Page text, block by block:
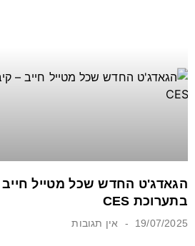
הגאדג'ט החדש שכל מטייל
בתערוכת CES
19/07/2025 אין תגובות